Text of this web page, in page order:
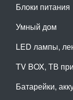
Блоки питания
Умный дом
LED лампы,
TV BOX, ТВ
Батарейки,